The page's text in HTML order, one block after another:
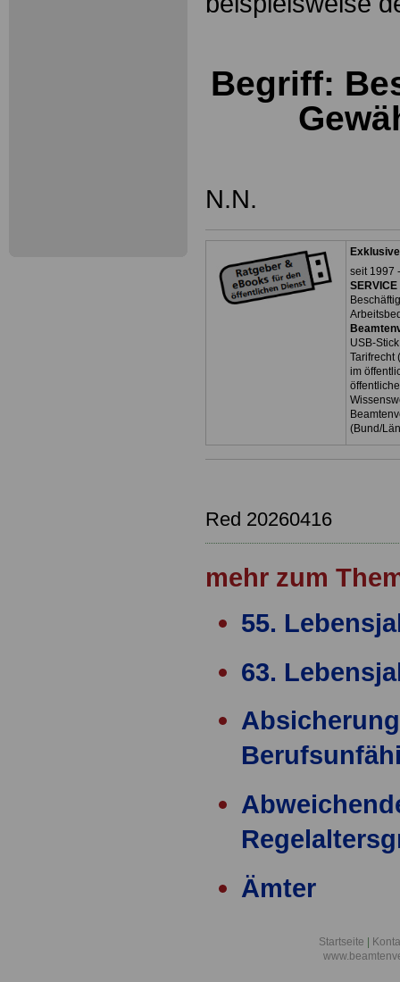
Begriff:
N.N.
seit 1997
USB-
Tarifrecht
im
(Bund/
Red 20260416
mehr zum
55.
63.
Ämter
Startseite